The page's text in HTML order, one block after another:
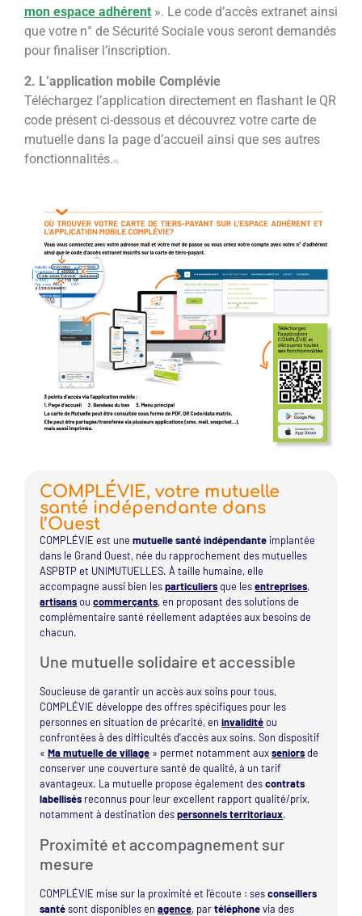
mon espace adhérent ». Le code d’accès extranet ainsi
que votre n° de Sécurité Sociale vous seront demandés
pour finaliser l’inscription.
2. L’application mobile Complévie
Téléchargez l’application directement en flashant le QR
code présent ci-dessous et découvrez votre carte de
mutuelle dans la page d’accueil ainsi que ses autres
fonctionnalités.
COMPLÉVIE, votre mutuelle
santé indépendante dans
l’Ouest
COMPLÉVIE est unemutuelle santé indépendante implantée
dans le Grand Ouest, née du rapprochement des mutuelles
ASPBTP et UNIMUTUELLES. À taille humaine, elle
accompagne aussi bien lesparticuliersque lesentreprises,
artisansoucommerçants, en proposant des solutions de
complémentaire santé réellement adaptées aux besoins de
chacun.
Une mutuelle solidaire et accessible
Soucieuse de garantir un accès aux soins pour tous,
COMPLÉVIE développe des offres spécifiques pour les
personnes en situation de précarité, eninvaliditéou
confrontées à des difficultés d’accès aux soins. Son dispositif
«Ma mutuelle de village » permet notamment auxseniorsde
conserver une couverture santé de qualité, à un tarif
avantageux. La mutuelle propose également descontrats
labellisés reconnus pour leur excellent rapport qualité/prix,
notamment à destination despersonnels territoriaux.
Proximité et accompagnement sur
mesure
COMPLÉVIE mise sur la proximité et l’écoute : sesconseillers
santésont disponibles enagence, partéléphonevia des